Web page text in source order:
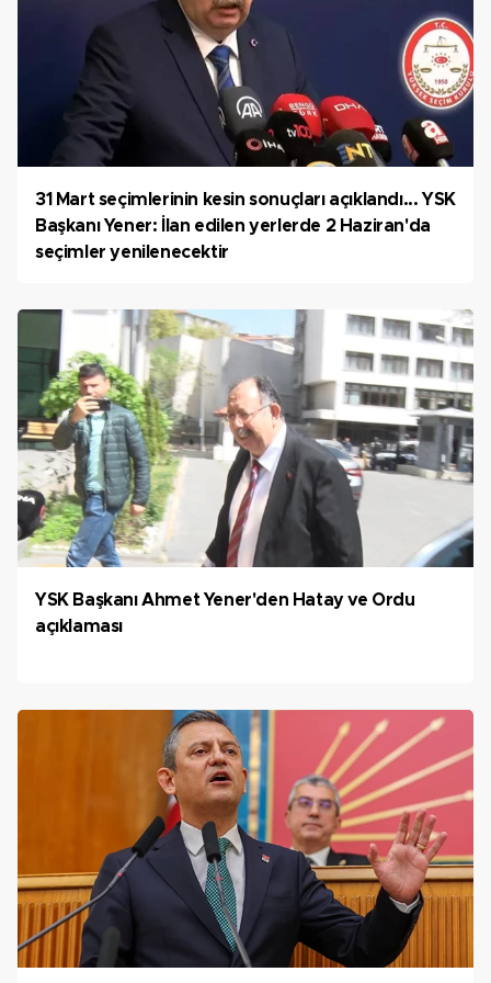
31 Mart seçimlerinin kesin sonuçları açıklandı... YSK
Başkanı Yener: İlan edilen yerlerde 2 Haziran'da
seçimler yenilenecektir
YSK Başkanı Ahmet Yener'den Hatay ve Ordu
açıklaması